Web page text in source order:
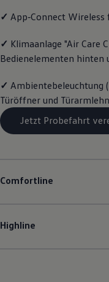
Räder
Zubehör
Schutz
✓ App‑Connect Wireless
✓ Klimaanlage "Air
Bedienelementen hinten
✓ Ambientebeleuchtung
Türöffner und
Jetzt Probefahrt
Comfortline
Highline